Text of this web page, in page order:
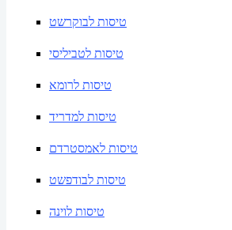
טיסות לבוקרשט
טיסות לטביליסי
טיסות לרומא
טיסות למדריד
טיסות לאמסטרדם
טיסות לבודפשט
טיסות לוינה